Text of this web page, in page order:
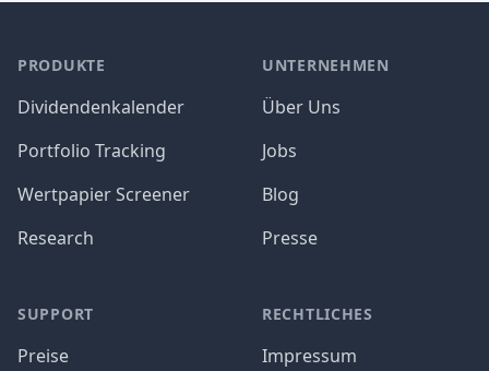
PRODUKTE
Dividendenkalender
Portfolio Tracking
Wertpapier Screener
Research
SUPPORT
Preise
UNTERNEHMEN
Über Uns
Jobs
Blog
Presse
RECHTLICHES
Impressum